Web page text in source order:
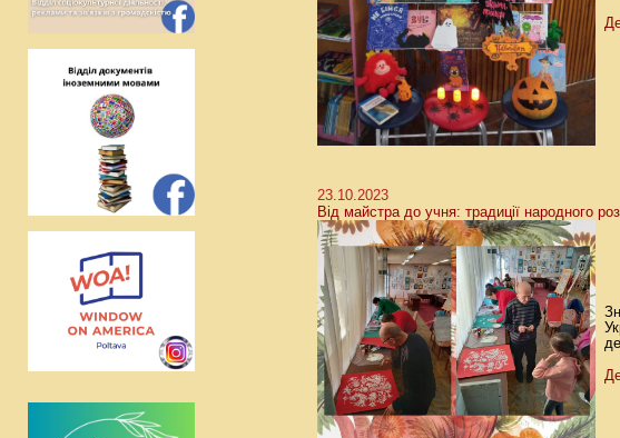
23.10.2023
Від майстра до учня: традиції народного